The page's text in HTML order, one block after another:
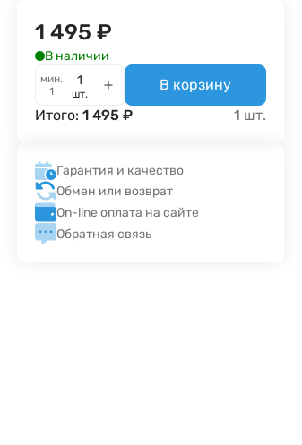
1 495 ₽
В наличии
мин.
1
шт.
В корзину
Итого:1 495 ₽ 1 шт.
Гарантия и качество
Обмен или возврат
On-line оплата на сайте
Обратная связь